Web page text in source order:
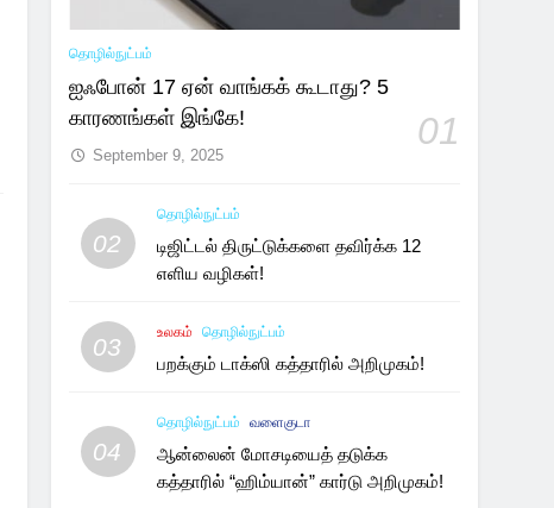
தொழில்நுட்பம்
ஐஃபோன் 17 ஏன் வாங்கக் கூடாது? 5
காரணங்கள் இங்கே!
01
September 9, 2025
02
தொழில்நுட்பம்
டிஜிட்டல் திருட்டுக்களை தவிர்க்க 12
எளிய வழிகள்!
03
உலகம் தொழில்நுட்பம்
பறக்கும் டாக்ஸி கத்தாரில் அறிமுகம்!
04
தொழில்நுட்பம் வளைகுடா
ஆன்லைன் மோசடியைத் தடுக்க
கத்தாரில் “ஹிம்யான்” கார்டு அறிமுகம்!